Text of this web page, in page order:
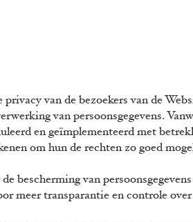
van de bezoekers van de
van persoonsgegevens.
en geïmplementeerd met
om hun de rechten zo goed
bescherming van
meer transparantie en controle over